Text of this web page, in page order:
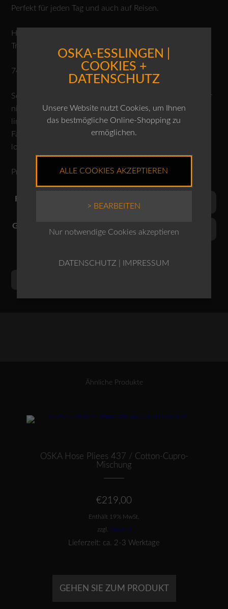
Perfekt für jeden Tag und auch auf Reisen.
Hochelastischer Hightech-Jersey aus Mikrofaser,
Travelwear
74% Polyamid, 26% Elasthan
Schonwäsche 30°C, nicht bleichen, Trocknen im Tumbler
nicht möglich, mässig heiss bügeln, nicht reinigen, von
links waschen und bügeln, separat oder mit ähnlichen
Farben waschen, Farbe kann ausbluten, Flecken nicht
lokal entfernen.
Produktnr.: 10250110077
Farben
Grössen
518
Ähnliche Produkte
Dieses Produkt weist mehrere Varianten auf. Die Optionen können auf der Produktseite gewählt werden
OSKA Hose Pliees 437 / Cotton-Cupro-
Mischung
€219,00
Enthält 19% MwSt.
zzgl. Versand
Lieferzeit: ca. 2-3 Werktage
GEHEN SIE ZUM PRODUKT
OSKA-ESSLINGEN |
COOKIES +
DATENSCHUTZ
Unsere Website nutzt Cookies, um Ihnen
das bestmögliche Online-Shopping zu
ermöglichen.
ALLE COOKIES AKZEPTIEREN
> BEARBEITEN
Nur notwendige Cookies akzeptieren
DATENSCHUTZ IMPRESSUM